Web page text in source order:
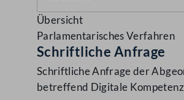
Übersicht
Parlamentarisches Verfahren
Schriftliche Anfrage
Schriftliche Anfrage der
betreffend Digitale